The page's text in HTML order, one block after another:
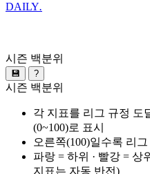
DAILY.
시즌 백분위
💾 ?
시즌 백분위
각 지표를 리그 규정 도
(0~100)로 표시
오른쪽(100)일수록 리
파랑 = 하위 · 빨강 = 상
지표는 자동 반전)